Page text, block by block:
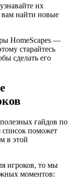
их
найти новые
HomeScapes —
старайтесь
сделать его
гайдов по
список поможет
в этой
игроков, то мы
моментов: